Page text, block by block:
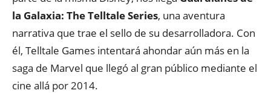
la Galaxia: The Telltale Series, una aventura
narrativa que trae el sello de su desarrolladora. Con
él, Telltale Games intentará ahondar aún más en la
saga de Marvel que llegó al gran público mediante el
cine allá por 2014.